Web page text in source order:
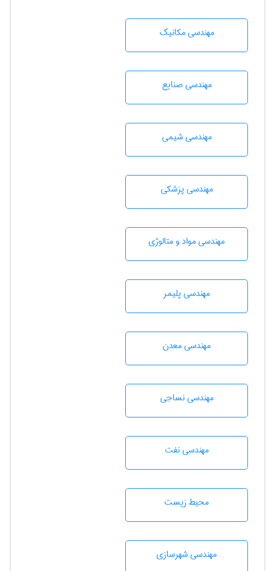
مهندسی مکانیک
مهندسی صنايع
مهندسي شيمی
مهندسی پزشکی
مهندسی مواد و متالوژی
مهندسی پليمر
مهندسی معدن
مهندسي نساجی
مهندسی نفت
محيط زيست
مهندسی شهرسازی